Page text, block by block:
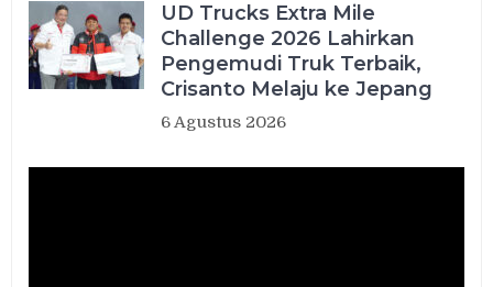
UD Trucks Extra Mile
Challenge 2026 Lahirkan
Pengemudi Truk Terbaik,
Crisanto Melaju ke Jepang
6 Agustus 2026